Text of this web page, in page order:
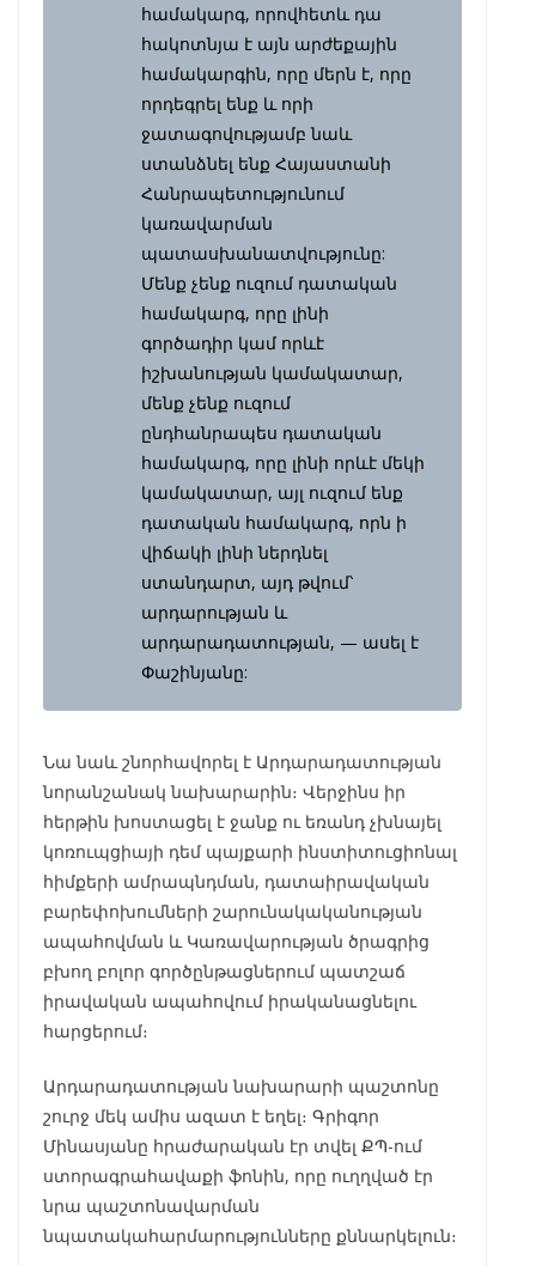
համակարգ, որովհետև դա
հակոտնյա է այն արժեքային
համակարգին, որը մերն է, որը
որդեգրել ենք և որի
ջատագովությամբ նաև
ստանձնել ենք Հայաստանի
Հանրապետությունում
կառավարման
պատասխանատվությունը:
Մենք չենք ուզում դատական
համակարգ, որը լինի
գործադիր կամ որևէ
իշխանության կամակատար,
մենք չենք ուզում
ընդհանրապես դատական
համակարգ, որը լինի որևէ մեկի
կամակատար, այլ ուզում ենք
դատական համակարգ, որն ի
վիճակի լինի ներդնել
ստանդարտ, այդ թվում՝
արդարության և
արդարադատության, — ասել է
Փաշինյանը:
Նա նաև շնորհավորել է Արդարադատության
նորանշանակ նախարարին։ Վերջինս իր
հերթին խոստացել է ջանք ու եռանդ չխնայել
կոռուպցիայի դեմ պայքարի ինստիտուցիոնալ
հիմքերի ամրապնդման, դատաիրավական
բարեփոխումների շարունակականության
ապահովման և Կառավարության ծրագրից
բխող բոլոր գործընթացներում պատշաճ
իրավական ապահովում իրականացնելու
հարցերում։
Արդարադատության նախարարի պաշտոնը
շուրջ մեկ ամիս ազատ է եղել։ Գրիգոր
Մինասյանը հրաժարական էր տվել ՔՊ-ում
ստորագրահավաքի ֆոնին, որը ուղղված էր
նրա պաշտոնավարման
նպատակահարմարությունները քննարկելուն։